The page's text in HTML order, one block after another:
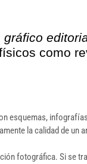
gráfico
como
esquemas,
la calidad de un
fotográfica. Si se